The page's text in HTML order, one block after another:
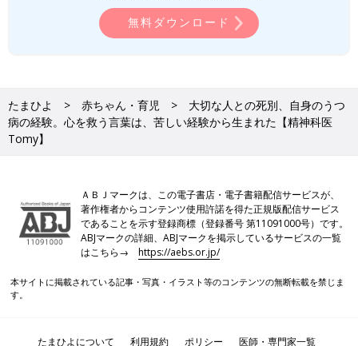
1978年生まれ。某名門中高一貫校を経て、某国立大学医学部卒
業後、医師免許取得。研修医修了後、精神科医局に入局。 精神
保健指定医、日本精神神経学会専門医、産業医。 精神科病院勤
務を経て、現在はクリニックに常勤医として勤務。 ツイッター
「精神科医Tomy@PdoctorTomy」（2022年9月時点で36万フォ
ロワー突破）が人気。
無料ダウンロード
たまひよ 赤ちゃん・育児
大切な人との死別、自身のうつ
病の経験。心を救う言葉は、苦しい経験から生まれた【精神科医
Tomy】
ＡＢＪマークは、この電子書店・電子書籍配信サービスが、
著作権者からコンテンツ使用許諾を得た正規版配信サービス
であることを示す登録商標（登録番号 第11091000号）です。
ABJマークの詳細、ABJマークを掲示しているサービスの一覧
はこちら→https://aebs.or.jp/
本サイトに掲載されている記事・写真・イラスト等のコンテンツの無断転載を禁じま
す。
たまひよについて 利用規約 ポリシー 医師・専門家一覧